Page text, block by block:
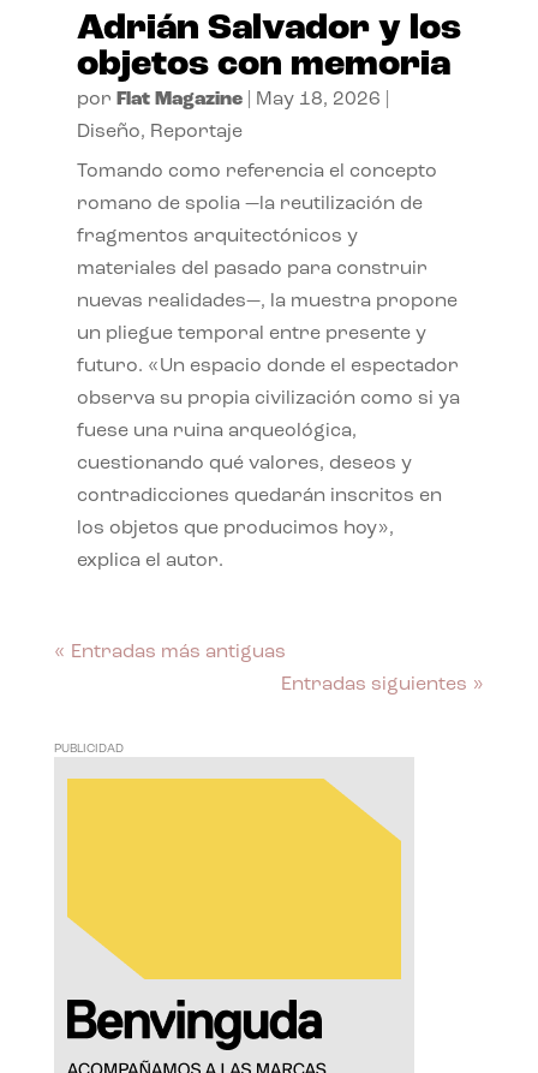
Adrián Salvador y los
objetos con memoria
por Flat Magazine| May 18, 2026
Diseño, Reportaje
Tomando como referencia el concepto
romano de spolia —la reutilización de
fragmentos arquitectónicos y
materiales del pasado para construir
nuevas realidades—, la muestra propone
un pliegue temporal entre presente y
futuro. «Un espacio donde el espectador
observa su propia civilización como si ya
fuese una ruina arqueológica,
cuestionando qué valores, deseos y
contradicciones quedarán inscritos en
los objetos que producimos hoy»,
explica el autor.
« Entradas más antiguas
Entradas siguientes »
PUBLICIDAD